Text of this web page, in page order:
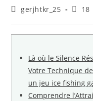
gerjhtkr_25 18
Là où le Silence
Votre Technique
un jeu ice fishing
Comprendre